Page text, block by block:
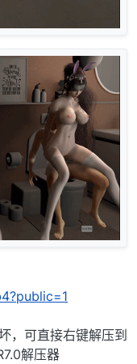
，可直接右键解压到
解压器